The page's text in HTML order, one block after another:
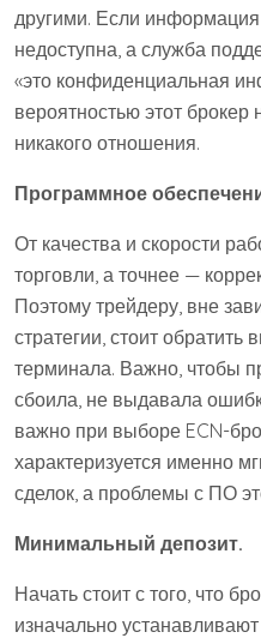
другими. Если
недоступна, а служба
«это конфиденциальная
вероятностью этот брокер
никакого отношения.
Программное
От качества и скорости
торговли, а точнее —
Поэтому трейдеру, вне
стратегии, стоит обратить
терминала. Важно, чтобы
сбоила, не выдавала
важно при выборе ECN-
характеризуется именно
сделок, а проблемы с ПО
Минимальный депозит.
Начать стоит с того, что
изначально